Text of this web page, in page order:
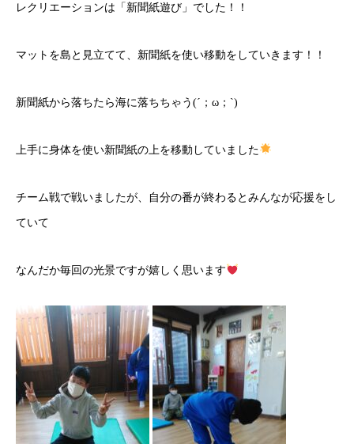
レクリエーションは「新聞紙遊び」でした！！
マットを島と見立てて、新聞紙を使い移動をしていきます！！
新聞紙から落ちたら海に落ちちゃう(´；ω；`)
上手に身体を使い新聞紙の上を移動していました
チーム戦で戦いましたが、自分の番が終わるとみんなが応援をし
ていて
なんだか毎回の光景ですが嬉しく思います